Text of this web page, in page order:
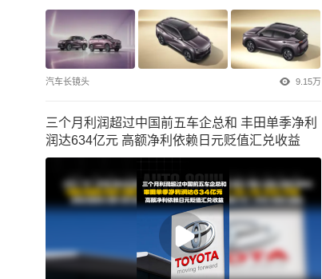
汽车长镜头 9.15万
三个月利润超过中国前五车企总和 丰田单季净利
润达634亿元 高额净利依赖日元贬值汇兑收益